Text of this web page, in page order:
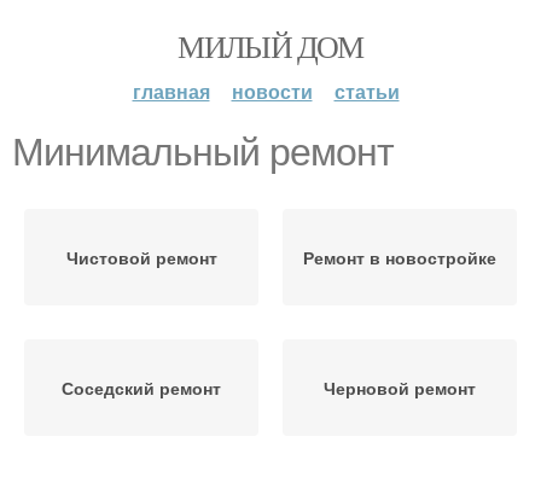
МИЛЫЙ ДОМ
главная новости статьи
Минимальный ремонт
Чистовой ремонт Ремонт в новостройке
Соседский ремонт Черновой ремонт